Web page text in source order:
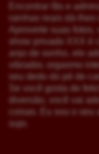
Encontrar fãs e
rainhas reais dá-lhes
Aproveite suas
show privado XXX é
anjo de sonho, ele
vibrador, orgasmo
seu dedo do pé de
Se você gosta de
diversão, você vai
coisas. Eu sou o
sujo.